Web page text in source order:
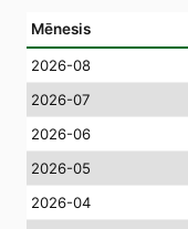
Mēnesis
2026-08
2026-07
2026-06
2026-05
2026-04